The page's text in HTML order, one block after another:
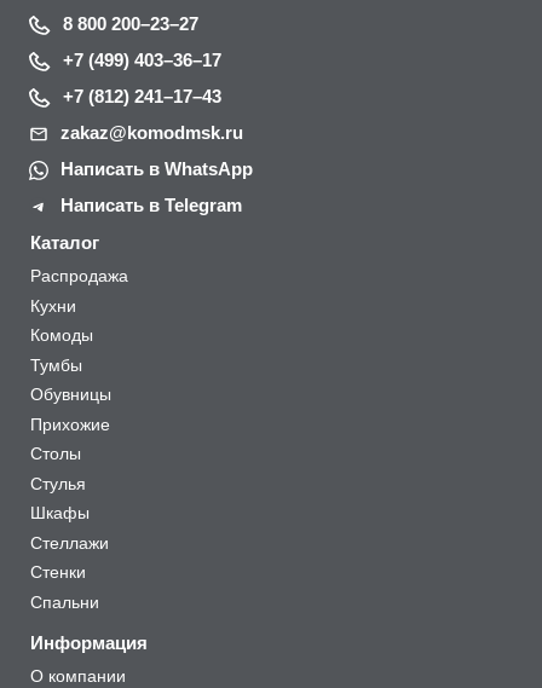
8 800 200–23–27
+7 (499) 403–36–17
+7 (812) 241–17–43
zakaz@komodmsk.ru
Написать в WhatsApp
Написать в Telegram
Каталог
Распродажа
Кухни
Комоды
Тумбы
Обувницы
Прихожие
Столы
Стулья
Шкафы
Стеллажи
Стенки
Спальни
Информация
О компании